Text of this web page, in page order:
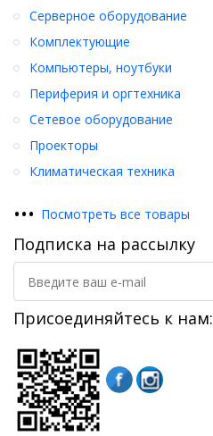
Серверное оборудование
Комплектующие
Компьютеры, ноутбуки
Периферия и оргтехника
Сетевое оборудование
Проекторы
Климатическая техника
••• Посмотреть все товары
Подписка на рассылку
Присоединяйтесь к нам: